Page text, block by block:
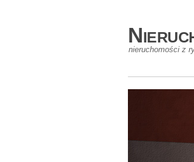
nieruchomości z